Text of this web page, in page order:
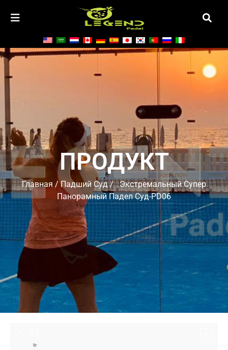
ПРОДУКТ
Главная/Падший Суд/ Экстремальный Супер
Панорамный Падел Суд-PD06